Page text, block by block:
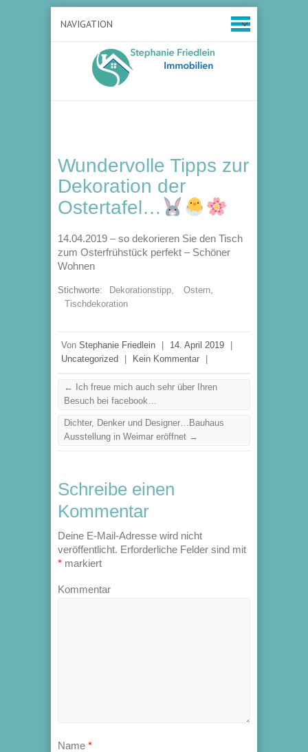
Wundervolle Tipps zur
Dekoration der
Ostertafel…
14.04.2019 – so dekorieren Sie den Tisch
zum Osterfrühstück perfekt – Schöner
Wohnen
Stichworte: Dekorationstipp, Ostern,
Tischdekoration
Von Stephanie Friedlein 14. April 2019
Uncategorized
Kein Kommentar
←
Ich freue mich auch sehr über Ihren
Besuch bei facebook…
Dichter, Denker und Designer…Bauhaus
Ausstellung in Weimar eröffnet →
Schreibe einen
Kommentar
Deine E-Mail-Adresse wird nicht
veröffentlicht. Erforderliche Felder sind mit
* markiert
Kommentar
Name *